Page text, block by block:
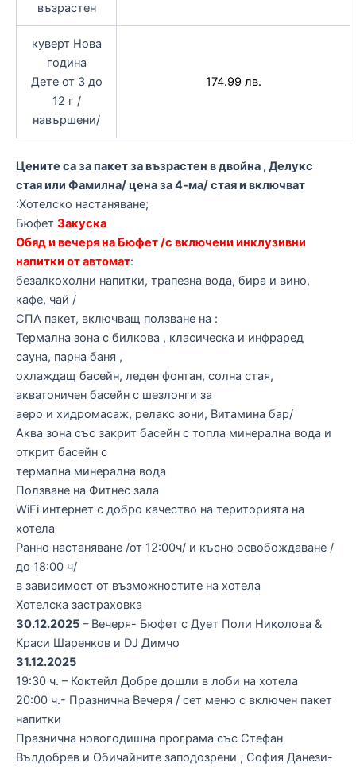
възрастен
куверт Нова
година
Дете от 3 до
12 г /
навършени/
174.99 лв.
Цените са за пакет за възрастен в двойна , Делукс
стая или Фамилна/ цена за 4-ма/ стая и включват
:Хотелско настаняване;
Бюфет Закуска
Обяд и вечеря на Бюфет /с включени инклузивни
напитки от автомат:
безалкохолни напитки, трапезна вода, бира и вино,
кафе, чай /
СПА пакет, включващ ползване на :
Термална зона с билкова , класическа и инфраред
сауна, парна баня ,
охлаждащ басейн, леден фонтан, солна стая,
акватоничен басейн с шезлонги за
аеро и хидромасаж, релакс зони, Витамина бар/
Аква зона със закрит басейн с топла минерална вода и
открит басейн с
термална минерална вода
Ползване на Фитнес зала
WiFi интернет с добро качество на територията на
хотела
Ранно настаняване /от 12:00ч/ и късно освобождаване /
до 18:00 ч/
в зависимост от възможностите на хотела
Хотелска застраховка
30.12.2025 – Вечеря- Бюфет с Дует Поли Николова &
Краси Шаренков и DJ Димчо
31.12.2025
19:30 ч. – Коктейл Добре дошли в лоби на хотела
20:00 ч.- Празнична Вечеря / сет меню с включен пакет
напитки
Празнична новогодишна програма със Стефан
Вълдобрев и Обичайните заподозрени , София Данези-